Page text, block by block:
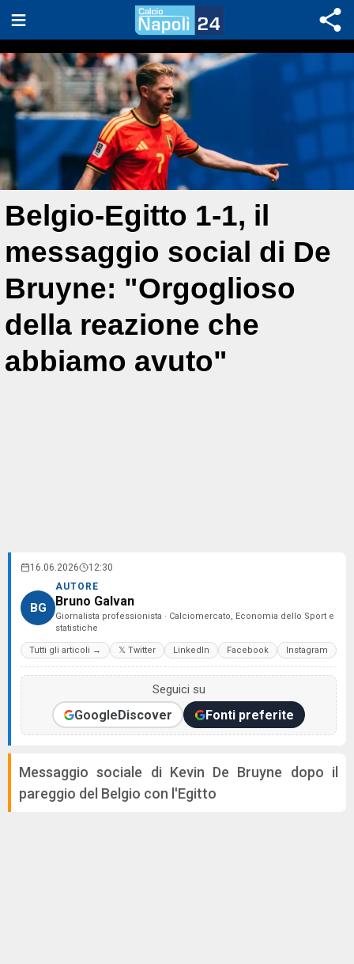
Belgio-Egitto 1-1, il
messaggio social di De
Bruyne: "Orgoglioso
della reazione che
abbiamo avuto"
16.06.2026 12:30
BG
AUTORE
Bruno Galvan
Giornalista professionista · Calciomercato, Economia dello Sport e
statistiche
Tutti gli articoli → 𝕏 Twitter LinkedIn Facebook Instagram
Seguici su
GoogleDiscover Fonti preferite
Messaggio sociale di Kevin De Bruyne dopo il
pareggio del Belgio con l'Egitto